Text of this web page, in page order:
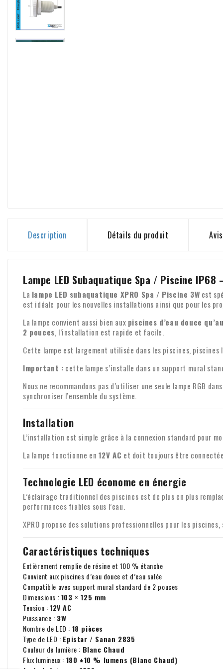
Description Détails du produit
Lampe LED Subaquatique Spa / Piscine IP68
La lampe LED subaquatique XPRO Spa / Piscine 3W est
est idéale pour les nouvelles installations ainsi que pour les
La lampe convient aussi bien aux piscines d’eau douce
2 pouces, l’installation est rapide et facile.
Cette lampe est largement utilisée dans les piscines,
Important : cette lampe s’installe dans un support mural
Nous ne recommandons pas d’utiliser une seule lampe RGB
synchroniser l’ensemble du système.
Installation
L’installation est simple grâce à la connexion standard pour
La lampe fonctionne en 12V AC et doit toujours être
Technologie LED économe en énergie
L’éclairage traditionnel des piscines est de plus en plus
performances fiables sous l’eau.
XPRO propose des solutions professionnelles pour les
Caractéristiques techniques
Entièrement remplie de résine et 100 % étanche
Convient aux piscines d’eau douce et d’eau salée
Compatible avec support mural standard de 2 pouces
Dimensions :103 × 125 mm
Tension :12V AC
Puissance : 3W
Nombre de LED : 18 pièces
Type de LED : Epistar / Sanan 2835
Couleur de lumière : Blanc Chaud
Flux lumineux : 180 ±10 % lumens (Blanc Chaud)